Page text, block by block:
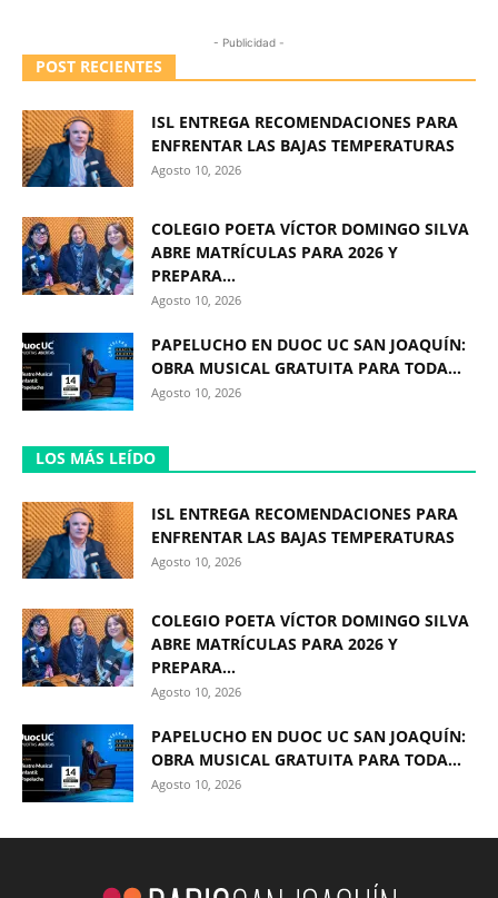
- Publicidad -
POST RECIENTES
ISL ENTREGA RECOMENDACIONES PARA
ENFRENTAR LAS BAJAS TEMPERATURAS
Agosto 10, 2026
COLEGIO POETA VÍCTOR DOMINGO SILVA
ABRE MATRÍCULAS PARA 2026 Y
PREPARA...
Agosto 10, 2026
PAPELUCHO EN DUOC UC SAN JOAQUÍN:
OBRA MUSICAL GRATUITA PARA TODA...
Agosto 10, 2026
LOS MÁS LEÍDO
ISL ENTREGA RECOMENDACIONES PARA
ENFRENTAR LAS BAJAS TEMPERATURAS
Agosto 10, 2026
COLEGIO POETA VÍCTOR DOMINGO SILVA
ABRE MATRÍCULAS PARA 2026 Y
PREPARA...
Agosto 10, 2026
PAPELUCHO EN DUOC UC SAN JOAQUÍN:
OBRA MUSICAL GRATUITA PARA TODA...
Agosto 10, 2026